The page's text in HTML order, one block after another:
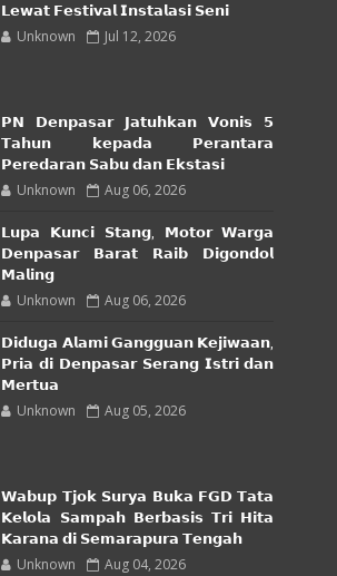
𝗟𝗲𝘄𝗮𝘁 𝗙𝗲𝘀𝘁𝗶𝘃𝗮𝗹 𝗜𝗻𝘀𝘁𝗮𝗹𝗮𝘀𝗶 𝗦𝗲𝗻𝗶
Unknown Jul 12, 2026
𝗣𝗡 𝗗𝗲𝗻𝗽𝗮𝘀𝗮𝗿 𝗝𝗮𝘁𝘂𝗵𝗸𝗮𝗻 𝗩𝗼𝗻𝗶𝘀 𝟱
𝗧𝗮𝗵𝘂𝗻 𝗸𝗲𝗽𝗮𝗱𝗮 𝗣𝗲𝗿𝗮𝗻𝘁𝗮𝗿𝗮
𝗣𝗲𝗿𝗲𝗱𝗮𝗿𝗮𝗻 𝗦𝗮𝗯𝘂 𝗱𝗮𝗻 𝗘𝗸𝘀𝘁𝗮𝘀𝗶
Unknown Aug 06, 2026
𝗟𝘂𝗽𝗮 𝗞𝘂𝗻𝗰𝗶 𝗦𝘁𝗮𝗻𝗴, 𝗠𝗼𝘁𝗼𝗿 𝗪𝗮𝗿𝗴𝗮
𝗗𝗲𝗻𝗽𝗮𝘀𝗮𝗿 𝗕𝗮𝗿𝗮𝘁 𝗥𝗮𝗶𝗯 𝗗𝗶𝗴𝗼𝗻𝗱𝗼𝗹
𝗠𝗮𝗹𝗶𝗻𝗴
Unknown Aug 06, 2026
𝗗𝗶𝗱𝘂𝗴𝗮 𝗔𝗹𝗮𝗺𝗶 𝗚𝗮𝗻𝗴𝗴𝘂𝗮𝗻 𝗞𝗲𝗷𝗶𝘄𝗮𝗮𝗻,
𝗣𝗿𝗶𝗮 𝗱𝗶 𝗗𝗲𝗻𝗽𝗮𝘀𝗮𝗿 𝗦𝗲𝗿𝗮𝗻𝗴 𝗜𝘀𝘁𝗿𝗶 𝗱𝗮𝗻
𝗠𝗲𝗿𝘁𝘂𝗮
Unknown Aug 05, 2026
𝗪𝗮𝗯𝘂𝗽 𝗧𝗷𝗼𝗸 𝗦𝘂𝗿𝘆𝗮 𝗕𝘂𝗸𝗮 𝗙𝗚𝗗 𝗧𝗮𝘁𝗮
𝗞𝗲𝗹𝗼𝗹𝗮 𝗦𝗮𝗺𝗽𝗮𝗵 𝗕𝗲𝗿𝗯𝗮𝘀𝗶𝘀 𝗧𝗿𝗶 𝗛𝗶𝘁𝗮
𝗞𝗮𝗿𝗮𝗻𝗮 𝗱𝗶 𝗦𝗲𝗺𝗮𝗿𝗮𝗽𝘂𝗿𝗮 𝗧𝗲𝗻𝗴𝗮𝗵
Unknown Aug 04, 2026